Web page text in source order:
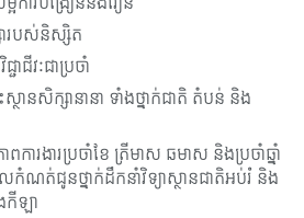
របស់និស្សិត
ាជីវៈជាប្រចាំ
ថាន​សិក្សានានា ទាំងថ្នាក់ជាតិ តំបន់ និង
ការងារប្រចាំខែ ត្រីមាស ឆមាស និងប្រចាំឆ្នាំ
កំណត់ជូនថ្នាក់ដឹកនាំវិទ្យាស្ថានជាតិអប់រំ ​​និង
កីឡា